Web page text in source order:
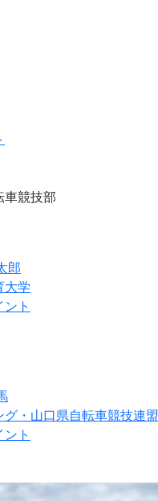
車競技部
郎
大学
ト
グ・山口県自転車競技連盟
ト